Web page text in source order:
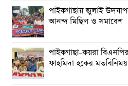
পাইকগাছায় জুলাই উদযাপন উপলক্ষে
সমাবেশ পাইকগাছায় জুলাই
আনন্দ মিছিল ও সমাবেশ
পাইকগাছা-কয়রা
ফাহমিদা হকের